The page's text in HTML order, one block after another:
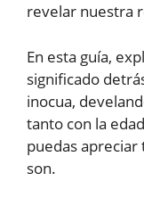
revelar nuestra
En esta guía,
significado
inocua,
tanto con la
puedas apreciar
son.